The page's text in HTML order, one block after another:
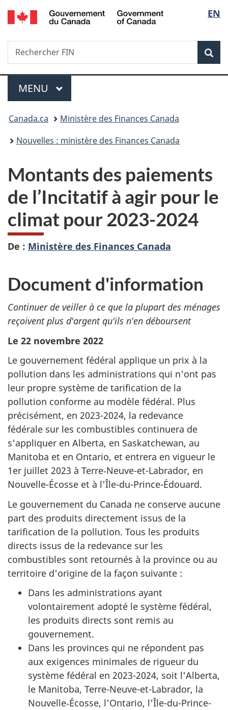
Passer
au
Passer
à
du
Passer
à
simplifiée
de
la
EN
Recherche
Rechercher
FIN
Menu
MENU PRINCIPAL
Vous
êtes
Canada.ca
Ministère des Finances Canada
Nouvelles : ministère des Finances Canada
Montants des paiements
de l’Incitatif à agir pour le
climat pour 2023-2024
De : Ministère des Finances Canada
Document d'information
Continuer de veiller à ce que la plupart des ménages
reçoivent plus d'argent qu'ils n'en déboursent
Le 22 novembre 2022
Le gouvernement fédéral applique un prix à la
pollution dans les administrations qui n'ont pas
leur propre système de tarification de la
pollution conforme au modèle fédéral. Plus
précisément, en 2023-2024, la redevance
fédérale sur les combustibles continuera de
s'appliquer en Alberta, en Saskatchewan, au
Manitoba et en Ontario, et entrera en vigueur le
1er juillet 2023 à Terre‑Neuve-et-Labrador, en
Nouvelle-Écosse et à l'Île-du-Prince-Édouard.
Le gouvernement du Canada ne conserve aucune
part des produits directement issus de la
tarification de la pollution. Tous les produits
directs issus de la redevance sur les
combustibles sont retournés à la province ou au
territoire d'origine de la façon suivante :
Dans les administrations ayant
volontairement adopté le système fédéral,
les produits directs sont remis au
gouvernement.
Dans les provinces qui ne répondent pas
aux exigences minimales de rigueur du
système fédéral en 2023-2024, soit l'Alberta,
le Manitoba, Terre-Neuve-et-Labrador, la
Nouvelle‑Écosse, l'Ontario, l'Île-du-Prince-